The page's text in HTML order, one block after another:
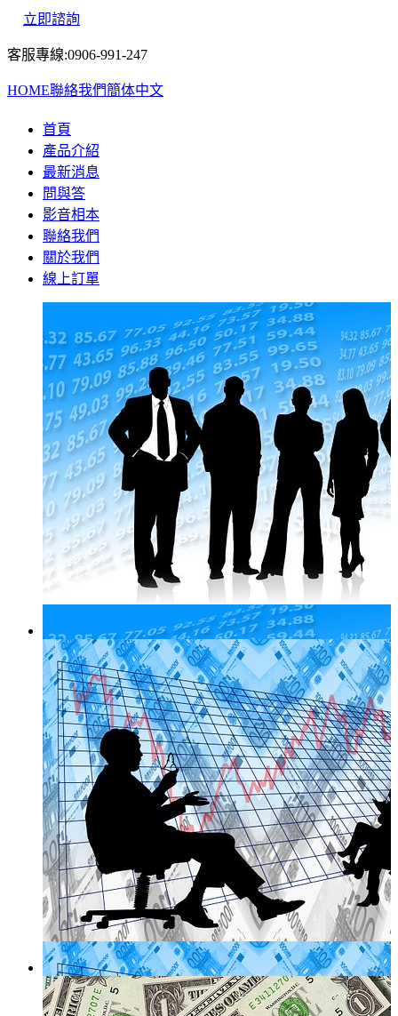
立即諮詢
客服專線:0906-991-247
HOME聯絡我們簡体中文
首頁
產品介紹
最新消息
問與答
影音相本
聯絡我們
關於我們
線上訂單